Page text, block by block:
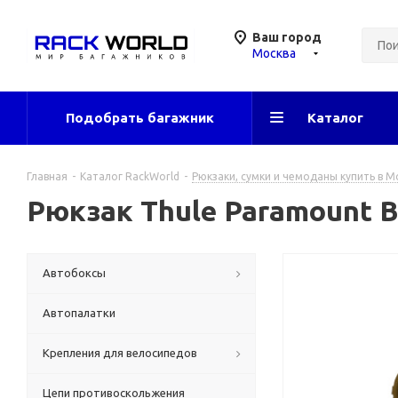
Ваш город
Москва
Подобрать багажник Каталог
Главная - Каталог RackWorld - Рюкзаки, сумки и чемоданы купить в
Рюкзак Thule Paramount
Автобоксы
Автопалатки
Крепления для велосипедов
Цепи противоскольжения